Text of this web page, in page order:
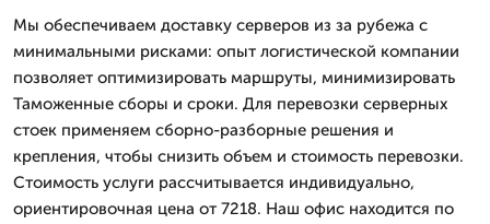
Мы обеспечиваем доставку серверов из за рубежа с
минимальными рисками: опыт логистической компании
позволяет оптимизировать маршруты, минимизировать
Таможенные сборы и сроки. Для перевозки серверных
стоек применяем сборно-разборные решения и
крепления, чтобы снизить объем и стоимость перевозки.
Стоимость услуги рассчитывается индивидуально,
ориентировочная цена от 7218. Наш офис находится по